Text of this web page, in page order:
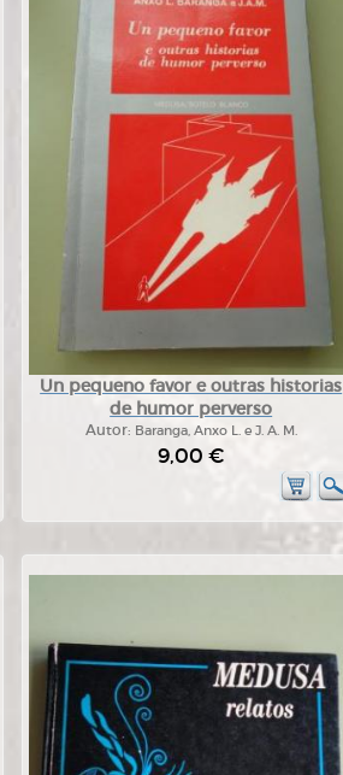
Un pequeno favor e outras historias
de humor perverso
Autor: Baranga, Anxo L. e J. A. M.
9,00 €